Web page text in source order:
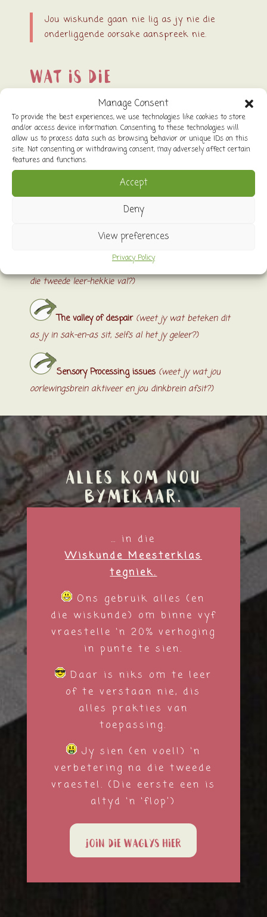
Manage Consent
To provide the best experiences, we use technologies like cookies to store
and/or access device information. Consenting to these technologies will
allow us to process data such as browsing behavior or unique IDs on this
site. Not consenting or withdrawing consent, may adversely affect certain
features and functions.
Accept
Deny
View preferences
Privacy Policy
Jou wiskunde gaan nie lig as jy nie die
onderliggende oorsake aanspreek nie.
Wat is die
onderliggende oorsake?
Vraestelhantering tegnieke
(weet jy hoe om ‘n
vraestel effektief aan te pak?)
Senuweestelsel regulering
(weet jy wat gebeur as jy oor
die tweede leer-hekkie val?)
The valley of despair(weet jy wat beteken dit
as jy in sak-en-as sit, selfs al het jy geleer?)
Sensory Processing issues (weet jy wat jou
oorlewingsbrein aktiveer en jou dinkbrein afsit?)
Alles kom nou
bymekaar…
… in die
Wiskunde Meesterklas
tegniek.
Ons gebruik alles (en
die wiskunde) om binne vyf
vraestelle ‘n 20% verhoging
in punte te sien.
Daar is niks om te leer
of te verstaan nie, dis
alles prakties van
toepassing.
Jy sien (en voel!) ‘n
verbetering na die tweede
vraestel. (Die eerste een is
altyd ‘n ‘flop’)
Join die waglys hier